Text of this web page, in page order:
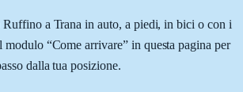
a Trana in auto, a piedi, in bici o con i
“Come arrivare” in questa pagina per
dalla tua posizione.